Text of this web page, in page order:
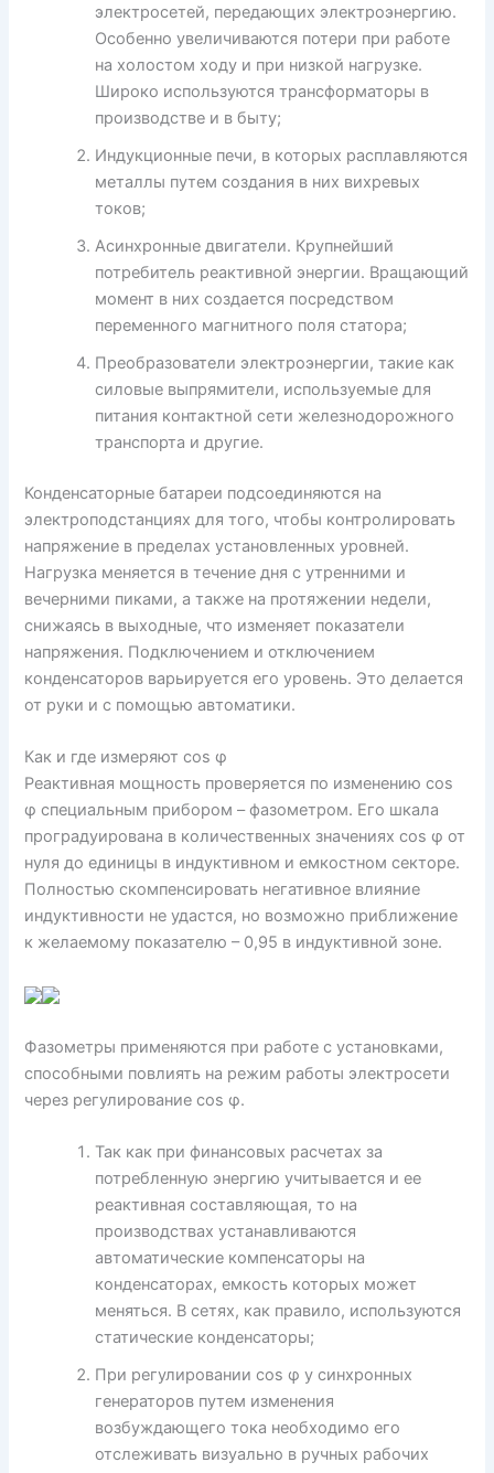
электросетей, передающих электроэнергию.
Особенно увеличиваются потери при работе
на холостом ходу и при низкой нагрузке.
Широко используются трансформаторы в
производстве и в быту;
Индукционные печи, в которых расплавляются
металлы путем создания в них вихревых
токов;
Асинхронные двигатели. Крупнейший
потребитель реактивной энергии. Вращающий
момент в них создается посредством
переменного магнитного поля статора;
Преобразователи электроэнергии, такие как
силовые выпрямители, используемые для
питания контактной сети железнодорожного
транспорта и другие.
Конденсаторные батареи подсоединяются на
электроподстанциях для того, чтобы контролировать
напряжение в пределах установленных уровней.
Нагрузка меняется в течение дня с утренними и
вечерними пиками, а также на протяжении недели,
снижаясь в выходные, что изменяет показатели
напряжения. Подключением и отключением
конденсаторов варьируется его уровень. Это делается
от руки и с помощью автоматики.
Как и где измеряют cos φ
Реактивная мощность проверяется по изменению cos
φ специальным прибором – фазометром. Его шкала
проградуирована в количественных значениях cos φ от
нуля до единицы в индуктивном и емкостном секторе.
Полностью скомпенсировать негативное влияние
индуктивности не удастся, но возможно приближение
к желаемому показателю – 0,95 в индуктивной зоне.
Фазометры применяются при работе с установками,
способными повлиять на режим работы электросети
через регулирование cos φ.
Так как при финансовых расчетах за
потребленную энергию учитывается и ее
реактивная составляющая, то на
производствах устанавливаются
автоматические компенсаторы на
конденсаторах, емкость которых может
меняться. В сетях, как правило, используются
статические конденсаторы;
При регулировании cos φ у синхронных
генераторов путем изменения
возбуждающего тока необходимо его
отслеживать визуально в ручных рабочих